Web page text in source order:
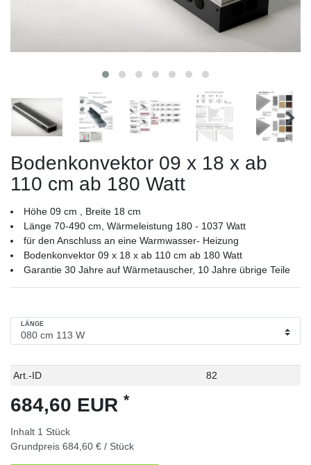
Bodenkonvektor 09 x 18 x ab
110 cm ab 180 Watt
Höhe 09 cm , Breite 18 cm
Länge 70-490 cm, Wärmeleistung 180 - 1037 Watt
für den Anschluss an eine Warmwasser- Heizung
Bodenkonvektor 09 x 18 x ab 110 cm ab 180 Watt
Garantie 30 Jahre auf Wärmetauscher, 10 Jahre übrige Teile
LÄNGE
Technisches
Wert
Art.-ID 82
684,60 EUR *
Inhalt 1 Stück
Grundpreis 684,60 € / Stück